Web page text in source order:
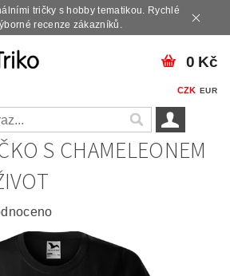
tričky s hobby tematikou. Rychlé
recenze zákazníků.
CZK EUR
0 Kč
S CHAMELEONEM